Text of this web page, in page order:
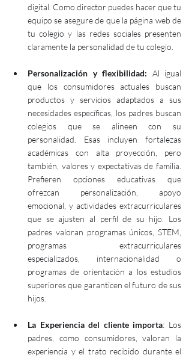
digital. Como director puedes hacer que tu
equipo se asegure de que la página web de
tu colegio y las redes sociales presenten
claramente la personalidad de tu colegio.
Personalización y flexibilidad: Al igual
que los consumidores actuales buscan
productos y servicios adaptados a sus
necesidades específicas, los padres buscan
colegios que se alineen con su
personalidad. Esas incluyen fortalezas
académicas con alta proyección, pero
también, valores y expectativas de familia.
Prefieren opciones educativas que
ofrezcan personalización, apoyo
emocional, y actividades extracurriculares
que se ajusten al perfil de su hijo. Los
padres valoran programas únicos, STEM,
programas extracurriculares
especializados, internacionalidad o
programas de orientación a los estudios
superiores que garanticen el futuro de sus
hijos.
La Experiencia del cliente importa: Los
padres, como consumidores, valoran la
experiencia y el trato recibido durante el